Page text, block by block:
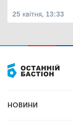
25 квітня, 13:33
НОВИНИ